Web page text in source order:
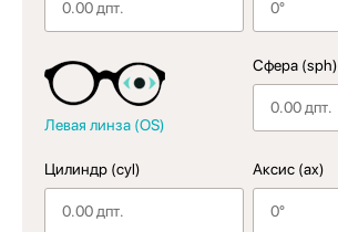
Левая линза (OS)
Сфера (sph)
Цилиндр (cyl) Аксис (ax)